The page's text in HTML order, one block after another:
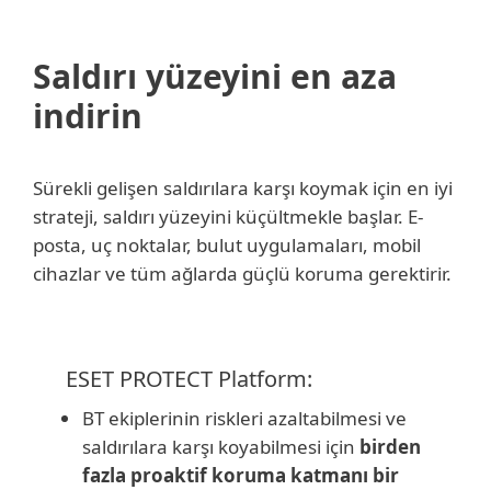
Saldırı yüzeyini en aza
indirin
Sürekli gelişen saldırılara karşı koymak için en iyi
strateji, saldırı yüzeyini küçültmekle başlar. E-
posta, uç noktalar, bulut uygulamaları, mobil
cihazlar ve tüm ağlarda güçlü koruma gerektirir.
ESET PROTECT Platform:
BT ekiplerinin riskleri azaltabilmesi ve
saldırılara karşı koyabilmesi için birden
fazla proaktif koruma katmanı bir